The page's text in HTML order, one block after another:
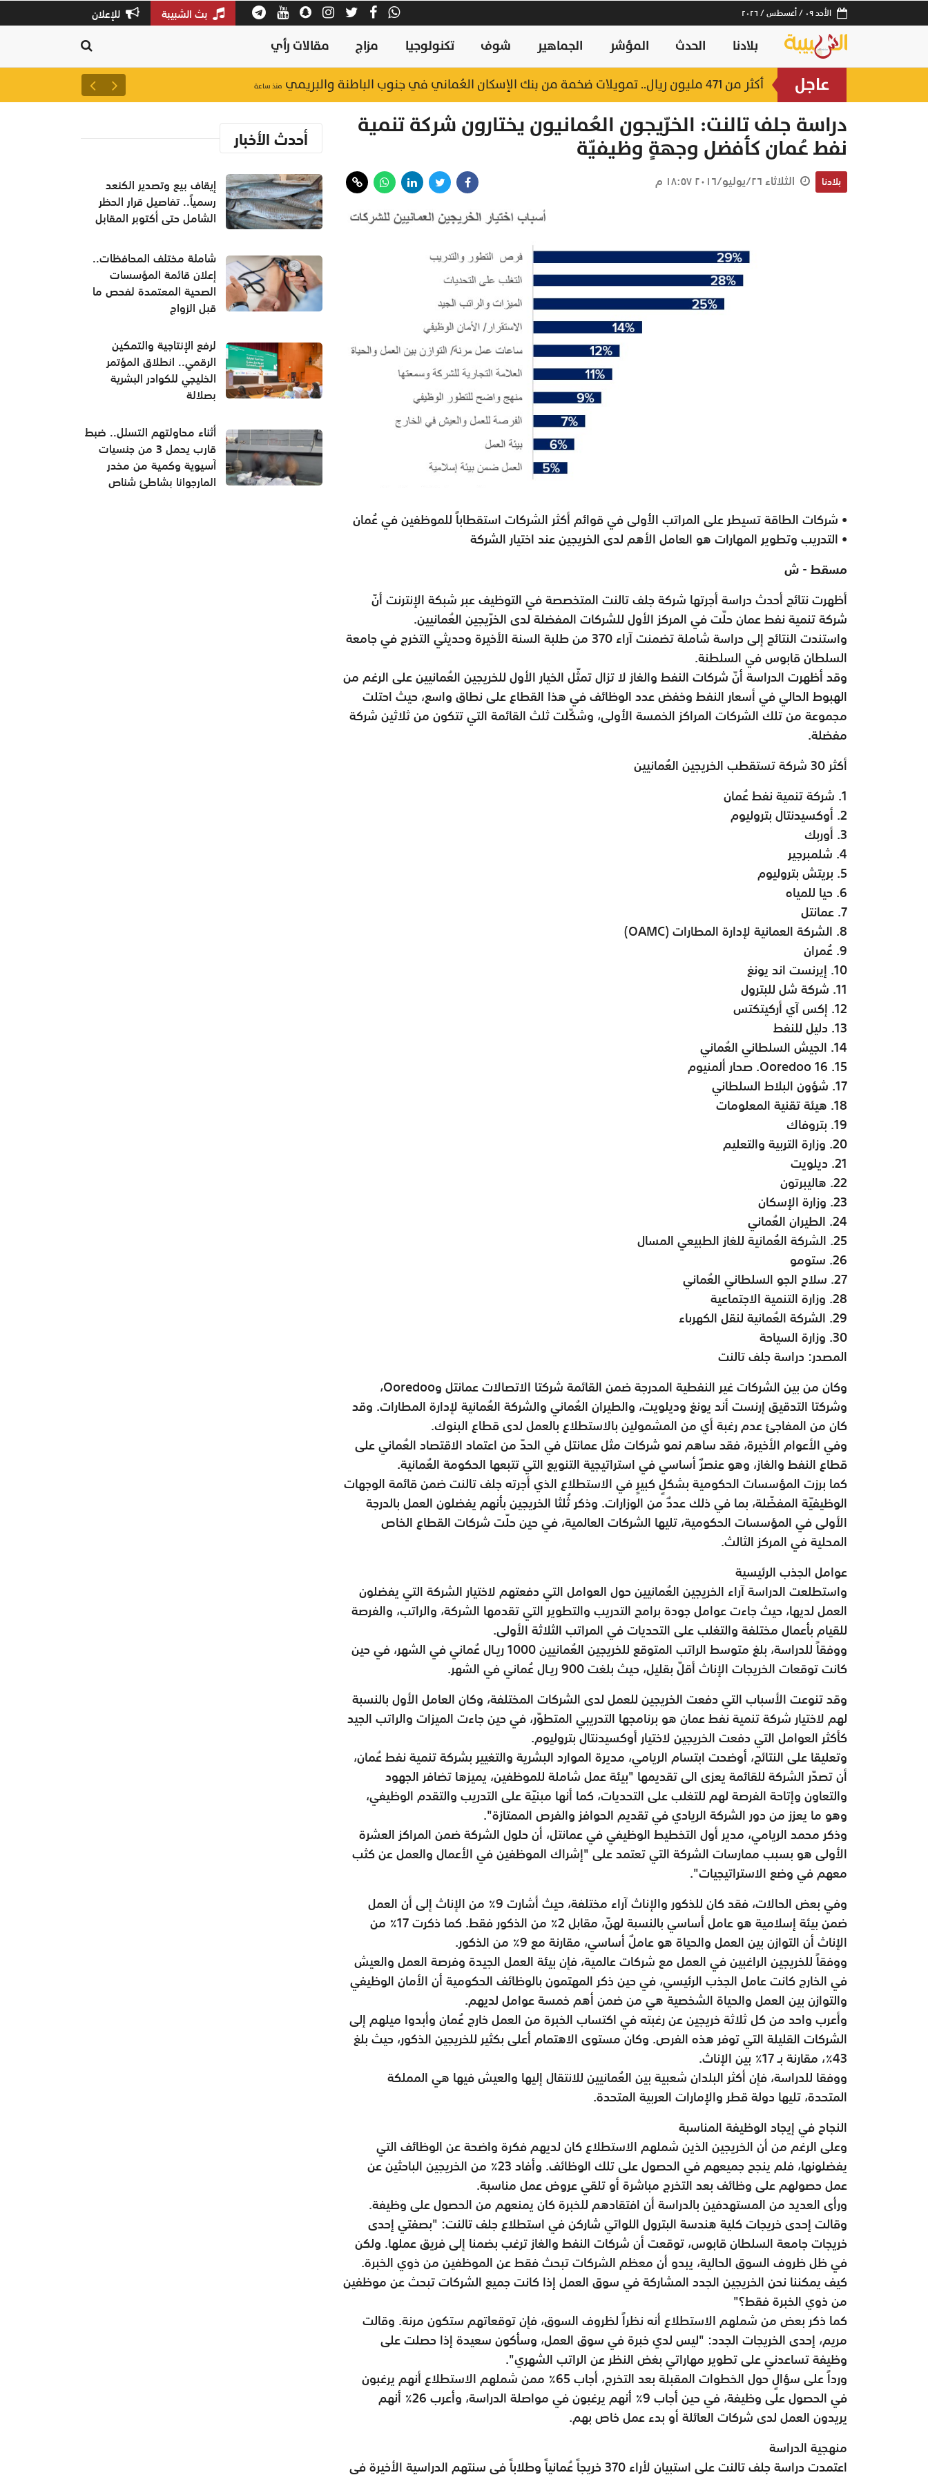
الأحد ٠٩ / أغسطس / ٢٠٢٦ بث الشبيبة للإعلان
بلادنا الحدث المؤشر الجماهير شوف تكنولوجيا مزاج مقالات رأي
عاجل أكثر من 471 مليون ريال.. تمويلات ضخمة من بنك الإسكان العُماني في جنوب الباطنة والبريمي منذ ساعة إيقاف بيع وتصدير الكنعد رسمياً.. تفاصيل قرار الحظر الشامل حتى أكتوبر المقابلمنذ ٢٨ دقيقة شاملة مختلف المحافظات..
دراسة جلف تالنت: الخرّيجون العُمانيون يختارون شركة تنمية
نفط عُمان كأفضل وجهةٍ وظيفيّة
بلادنا الثلاثاء ٢٦/يوليو/٢٠١٦ ١٨:٥٧ م
• شركات الطاقة تسيطر على المراتب الأولى في قوائم أكثر الشركات استقطاباً للموظفين في عُمان
• التدريب وتطوير المهارات هو العامل الأهم لدى الخريجين عند اختيار الشركة
مسقط - ش
أظهرت نتائج أحدث دراسة أجرتها شركة جلف تالنت المتخصصة في التوظيف عبر شبكة الإنترنت أنّ
شركة تنمية نفط عمان حلّت في المركز الأول للشركات المفضلة لدى الخرّيجين العُمانيين.
واستندت النتائج إلى دراسة شاملة تضمنت آراء 370 من طلبة السنة الأخيرة وحديثي التخرج في جامعة
السلطان قابوس في السلطنة.
وقد أظهرت الدراسة أنّ شركات النفط والغاز لا تزال تمثّل الخيار الأول للخريجين العُمانيين على الرغم من
الهبوط الحالي في أسعار النفط وخفض عدد الوظائف في هذا القطاع على نطاق واسع، حيث احتلت
مجموعة من تلك الشركات المراكز الخمسة الأولى، وشكّلت ثلث القائمة التي تتكون من ثلاثين شركة
مفضلة.
أكثر 30 شركة تستقطب الخريجين العُمانيين
1. شركة تنمية نفط عُمان
2. أوكسيدنتال بتروليوم
3. أوربك
4. شلمبرجير
5. بريتش بتروليوم
6. حيا للمياه
7. عمانتل
8. الشركة العمانية لإدارة المطارات (OAMC)
9. عُمران
10. إيرنست اند يونغ
11. شركة شل للبترول
12. إكس آي أركيتكتس
13. دليل للنفط
14. الجيش السلطاني العُماني
15. Ooredoo 16. صحار ألمنيوم
17. شؤون البلاط السلطاني
18. هيئة تقنية المعلومات
19. بتروفاك
20. وزارة التربية والتعليم
21. ديلويت
22. هاليبرتون
23. وزارة الإسكان
24. الطيران العُماني
25. الشركة العُمانية للغاز الطبيعي المسال
26. ستومو
27. سلاح الجو السلطاني العُماني
28. وزارة التنمية الاجتماعية
29. الشركة العُمانية لنقل الكهرباء
30. وزارة السياحة
المصدر: دراسة جلف تالنت
وكان من بين الشركات غير النفطية المدرجة ضمن القائمة شركتا الاتصالات عمانتل وOoredoo،
وشركتا التدقيق إرنست أند يونغ وديلويت، والطيران العُماني والشركة العُمانية لإدارة المطارات. وقد
كان من المفاجئ عدم رغبة أي من المشمولين بالاستطلاع بالعمل لدى قطاع البنوك.
وفي الأعوام الأخيرة، فقد ساهم نمو شركات مثل عمانتل في الحدّ من اعتماد الاقتصاد العُماني على
قطاع النفط والغاز، وهو عنصرٌ أساسي في استراتيجية التنويع التي تتبعها الحكومة العُمانية.
كما برزت المؤسسات الحكومية بشكلٍ كبيرٍ في الاستطلاع الذي أجرته جلف تالنت ضمن قائمة الوجهات
الوظيفيّة المفضّلة، بما في ذلك عددٌ من الوزارات. وذكر ثُلثا الخريجين بأنهم يفضلون العمل بالدرجة
الأولى في المؤسسات الحكومية، تليها الشركات العالمية، في حين حلّت شركات القطاع الخاص
المحلية في المركز الثالث.
عوامل الجذب الرئيسية
واستطلعت الدراسة آراء الخريجين العُمانيين حول العوامل التي دفعتهم لاختيار الشركة التي يفضلون
العمل لديها، حيث جاءت عوامل جودة برامج التدريب والتطوير التي تقدمها الشركة، والراتب، والفرصة
للقيام بأعمال مختلفة والتغلب على التحديات في المراتب الثلاثة الأولى.
ووفقاً للدراسة، بلغ متوسط الراتب المتوقع للخريجين العُمانيين 1000 ريـال عُماني في الشهر، في حين
كانت توقعات الخريجات الإناث أقلّ بقليل، حيث بلغت 900 ريـال عُماني في الشهر.
وقد تنوعت الأسباب التي دفعت الخريجين للعمل لدى الشركات المختلفة، وكان العامل الأول بالنسبة
لهم لاختيار شركة تنمية نفط عمان هو برنامجها التدريبي المتطوّر، في حين جاءت الميزات والراتب الجيد
كأكثر العوامل التي دفعت الخريجين لاختيار أوكسيدنتال بتروليوم.
وتعليقا على النتائج، أوضحت ابتسام الريامي، مديرة الموارد البشرية والتغيير بشركة تنمية نفط عُمان،
أن تصدّر الشركة للقائمة يعزى الى تقديمها "بيئة عمل شاملة للموظفين، يميزها تضافر الجهود
والتعاون وإتاحة الفرصة لهم للتغلب على التحديات، كما أنها مبنيّة على التدريب والتقدم الوظيفي،
وهو ما يعزز من دور الشركة الريادي في تقديم الحوافز والفرص الممتازة".
وذكر محمد الريامي، مدير أول التخطيط الوظيفي في عمانتل، أن حلول الشركة ضمن المراكز العشرة
الأولى هو بسبب ممارسات الشركة التي تعتمد على "إشراك الموظفين في الأعمال والعمل عن كثب
معهم في وضع الاستراتيجيات".
وفي بعض الحالات، فقد كان للذكور والإناث آراء مختلفة، حيث أشارت 9٪ من الإناث إلى أن العمل
ضمن بيئة إسلامية هو عامل أساسي بالنسبة لهنّ، مقابل 2٪ من الذكور فقط. كما ذكرت 17٪ من
الإناث أن التوازن بين العمل والحياة هو عاملٌ أساسي، مقارنة مع 9٪ من الذكور.
ووفقاً للخريجين الراغبين في العمل مع شركات عالمية، فإن بيئة العمل الجيدة وفرصة العمل والعيش
في الخارج كانت عامل الجذب الرئيسي، في حين ذكر المهتمون بالوظائف الحكومية أن الأمان الوظيفي
والتوازن بين العمل والحياة الشخصية هي من ضمن أهم خمسة عوامل لديهم.
وأعرب واحد من كل ثلاثة خريجين عن رغبته في اكتساب الخبرة من العمل خارج عُمان وأبدوا ميلهم إلى
الشركات القليلة التي توفر هذه الفرص. وكان مستوى الاهتمام أعلى بكثير للخريجين الذكور، حيث بلغ
43٪، مقارنة بـ 17٪ بين الإناث.
ووفقا للدراسة، فإن أكثر البلدان شعبية بين العُمانيين للانتقال إليها والعيش فيها هي المملكة
المتحدة، تليها دولة قطر والإمارات العربية المتحدة.
النجاح في إيجاد الوظيفة المناسبة
وعلى الرغم من أن الخريجين الذين شملهم الاستطلاع كان لديهم فكرة واضحة عن الوظائف التي
يفضلونها، فلم ينجح جميعهم في الحصول على تلك الوظائف. وأفاد 23٪ من الخريجين الباحثين عن
عمل حصولهم على وظائف بعد التخرج مباشرة أو تلقي عروض عمل مناسبة.
ورأى العديد من المستهدفين بالدراسة أن افتقادهم للخبرة كان يمنعهم من الحصول على وظيفة.
وقالت إحدى خريجات كلية هندسة البترول اللواتي شاركن في استطلاع جلف تالنت: "بصفتي إحدى
خريجات جامعة السلطان قابوس، توقعت أن شركات النفط والغاز ترغب بضمنا إلى فريق عملها. ولكن
في ظل ظروف السوق الحالية، يبدو أن معظم الشركات تبحث فقط عن الموظفين من ذوي الخبرة.
كيف يمكننا نحن الخريجين الجدد المشاركة في سوق العمل إذا كانت جميع الشركات تبحث عن موظفين
من ذوي الخبرة فقط؟"
كما ذكر بعض من شملهم الاستطلاع أنه نظراً لظروف السوق، فإن توقعاتهم ستكون مرنة. وقالت
مريم، إحدى الخريجات الجدد: "ليس لدي خبرة في سوق العمل، وسأكون سعيدة إذا حصلت على
وظيفة تساعدني على تطوير مهاراتي بغض النظر عن الراتب الشهري".
ورداً على سؤالٍ حول الخطوات المقبلة بعد التخرج، أجاب 65٪ ممن شملهم الاستطلاع أنهم يرغبون
في الحصول على وظيفة، في حين أجاب 9٪ أنهم يرغبون في مواصلة الدراسة، وأعرب 26٪ أنهم
يريدون العمل لدى شركات العائلة أو بدء عمل خاص بهم.
منهجية الدراسة
اعتمدت دراسة جلف تالنت على استبيان لأراء 370 خريجاً عُمانياً وطلاباً في سنتهم الدراسية الأخيرة في
أحدث الأخبار
إيقاف بيع وتصدير الكنعد
رسمياً.. تفاصيل قرار الحظر
الشامل حتى أكتوبر المقابل
شاملة مختلف المحافظات..
إعلان قائمة المؤسسات
الصحية المعتمدة لفحص ما
قبل الزواج
لرفع الإنتاجية والتمكين
الرقمي.. انطلاق المؤتمر
الخليجي للكوادر البشرية
بصلالة
أثناء محاولتهم التسلل.. ضبط
قارب يحمل 3 من جنسيات
آسيوية وكمية من مخدر
المارجوانا بشاطئ شناص